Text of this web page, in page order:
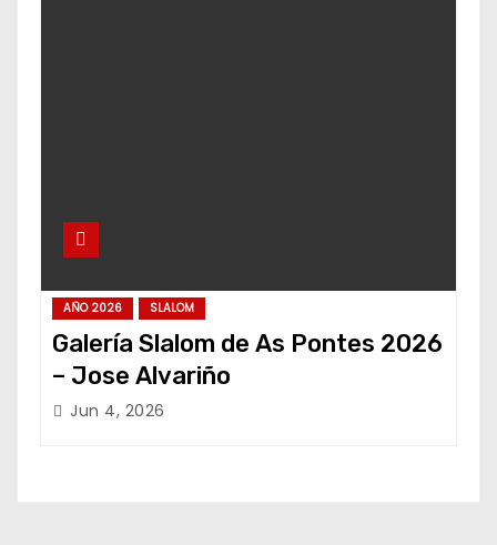
AÑO 2026 SLALOM
Galería Slalom de As Pontes 2026
– Jose Alvariño
Jun 4, 2026